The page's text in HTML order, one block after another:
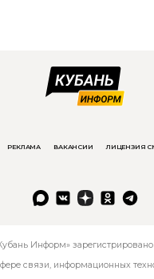
РЕКЛАМА ВАКАНСИИ ЛИЦЕНЗИЯ
Информ»
связи, информационных